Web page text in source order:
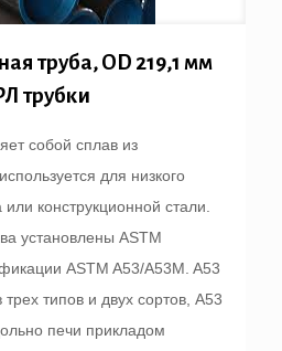
труба, OD 219,1 мм
трубки
собой сплав из
для низкого
конструкционной стали.
установлены ASTM
ASTM A53/A53M. A53
трех типов и двух сортов, A53
печи прикладом